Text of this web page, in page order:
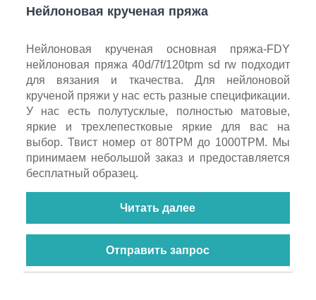
Нейлоновая крученая пряжа
Нейлоновая крученая основная пряжа-FDY
нейлоновая пряжа 40d/7f/120tpm sd rw подходит
для вязания и ткачества. Для нейлоновой
крученой пряжи у нас есть разные спецификации.
У нас есть полутусклые, полностью матовые,
яркие и трехлепестковые яркие для вас на
выбор. Твист номер от 80TPM до 1000TPM. Мы
принимаем небольшой заказ и предоставляется
бесплатный образец.
Читать далее
Отправить запрос